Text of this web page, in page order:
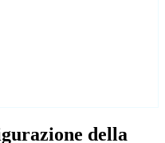
della